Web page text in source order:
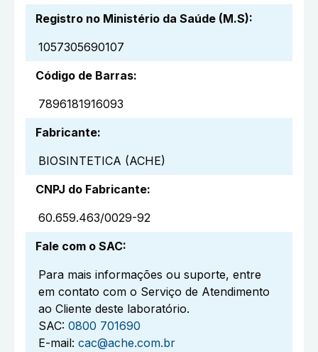
Registro no Ministério da Saúde (M.S):
1057305690107
Código de Barras:
7896181916093
Fabricante:
BIOSINTETICA (ACHE)
CNPJ do Fabricante:
60.659.463/0029-92
Fale com o SAC:
Para mais informações ou suporte, entre
em contato com o Serviço de Atendimento
ao Cliente deste laboratório.
SAC: 0800 701690
E-mail: cac@ache.com.br